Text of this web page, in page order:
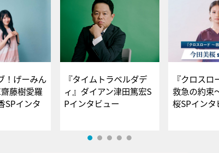
！げーみん
藤樹愛羅
SPインタ
『タイムトラベルダデ
ィ』ダイアン津田篤宏S
Pインタビュー
『クロス
救急の約束
桜SPイ